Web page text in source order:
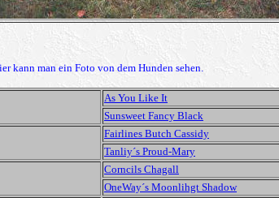
kann man ein Foto von dem Hunden sehen.
As You Like It
Sunsweet Fancy Black
Fairlines Butch Cassidy
Tanliy´s Proud-Mary
Corncils Chagall
OneWay´s Moonlihgt Shadow